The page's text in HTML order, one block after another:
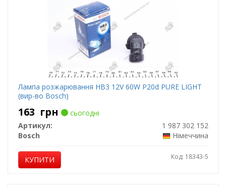
Лампа розжарювання HB3 12V 60W P20d PURE LIGHT
(вир-во Bosch)
163 грн
сьогодні
Артикул:
1 987 302 152
Bosch
Німеччина
КУПИТИ Код: 18343-5